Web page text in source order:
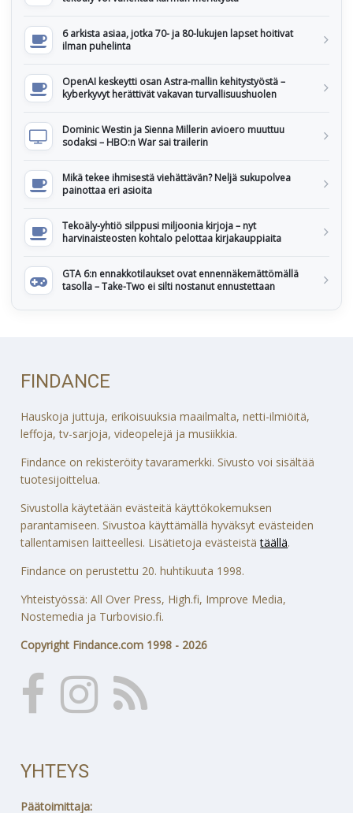
6 arkista asiaa, jotka 70- ja 80-lukujen lapset hoitivat
ilman puhelinta
OpenAI keskeytti osan Astra-mallin kehitystyöstä –
kyberkyvyt herättivät vakavan turvallisuushuolen
Dominic Westin ja Sienna Millerin avioero muuttuu
sodaksi – HBO:n War sai trailerin
Mikä tekee ihmisestä viehättävän? Neljä sukupolvea
painottaa eri asioita
Tekoäly-yhtiö silppusi miljoonia kirjoja – nyt
harvinaisteosten kohtalo pelottaa kirjakauppiaita
GTA 6:n ennakkotilaukset ovat ennennäkemättömällä
tasolla – Take-Two ei silti nostanut ennustettaan
FINDANCE
Hauskoja juttuja, erikoisuuksia maailmalta, netti-ilmiöitä,
leffoja, tv-sarjoja, videopelejä ja musiikkia.
Findance on rekisteröity tavaramerkki. Sivusto voi sisältää
tuotesijoittelua.
Sivustolla käytetään evästeitä käyttökokemuksen
parantamiseen. Sivustoa käyttämällä hyväksyt evästeiden
tallentamisen laitteellesi. Lisätietoja evästeistätäällä.
Findance on perustettu 20. huhtikuuta 1998.
Yhteistyössä: All Over Press, High.fi, Improve Media,
Nostemedia ja Turbovisio.fi.
Copyright Findance.com 1998 - 2026
YHTEYS
Päätoimittaja: